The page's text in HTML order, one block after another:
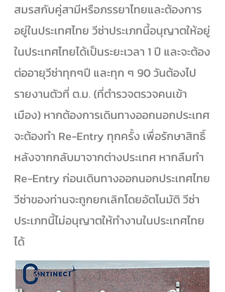
สมรสกับคู่สามีหรือภรรยาไทยและต้องการ
อยู่ในประเทศไทย วีซ่าประเภทนี้อนุญาตให้อยู่
ในประเทศไทยได้เป็นระยะเวลา 1 ปี และจะต้อง
ต่ออายุวีซ่าทุกๆปี และทุก ๆ 90 วันต้องไป
รายงานตัวที่ ต.ม. (ที่ตำรวจตรวจคนเข้า
เมือง) หากต้องการเดินทางออกนอกประเทศ
จะต้องทำ Re-Entry ทุกครั้ง เพื่อรักษาสิทธิ์
หลังจากกลับมาจากต่างประเทศ หากลืมทำ
Re-Entry ก่อนเดินทางออกนอกประเทศไทย
วีซ่าของท่านจะถูกยกเลิกโดยอัตโนมัติ วีซ่า
ประเภทนี้ไม่อนุญาตให้ทำงานในประเทศไทย
ได้